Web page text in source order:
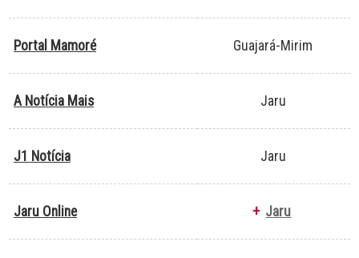
Portal Mamoré Guajará-Mirim
A Notícia Mais Jaru
J1 Notícia Jaru
Jaru Online + Jaru